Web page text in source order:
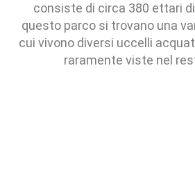
consiste di circa 380 ettari
questo parco si trovano una
cui vivono diversi uccelli
raramente viste nel